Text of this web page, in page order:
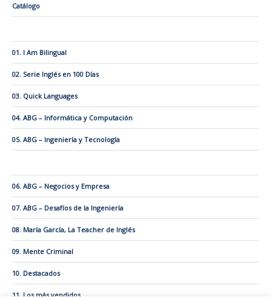
Catálogo
01. I Am Bilingual
02. Serie Inglés en 100 Días
03. Quick Languages
04. ABG – Informática y Computación
05. ABG – Ingeniería y Tecnología
06. ABG – Negocios y Empresa
07. ABG – Desafíos de la Ingeniería
08. María García, La Teacher de Inglés
09. Mente Criminal
10. Destacados
11. Los más vendidos